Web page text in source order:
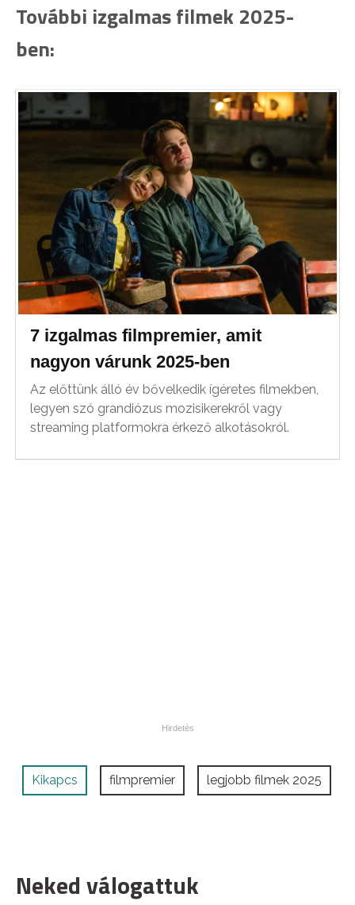
További izgalmas filmek 2025-
ben:
7 izgalmas filmpremier, amit
nagyon várunk 2025-ben
Az előttünk álló év bővelkedik ígéretes filmekben,
legyen szó grandiózus mozisikerekről vagy
streaming platformokra érkező alkotásokról.
Kikapcs filmpremier legjobb filmek 2025
Neked válogattuk